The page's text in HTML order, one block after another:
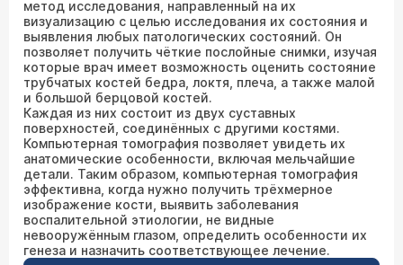
метод исследования, направленный на их
визуализацию с целью исследования их состояния и
выявления любых патологических состояний. Он
позволяет получить чёткие послойные снимки, изучая
которые врач имеет возможность оценить состояние
трубчатых костей бедра, локтя, плеча, а также малой
и большой берцовой костей.
Каждая из них состоит из двух суставных
поверхностей, соединённых с другими костями.
Компьютерная томография позволяет увидеть их
анатомические особенности, включая мельчайшие
детали. Таким образом, компьютерная томография
эффективна, когда нужно получить трёхмерное
изображение кости, выявить заболевания
воспалительной этиологии, не видные
невооружённым глазом, определить особенности их
генеза и назначить соответствующее лечение.